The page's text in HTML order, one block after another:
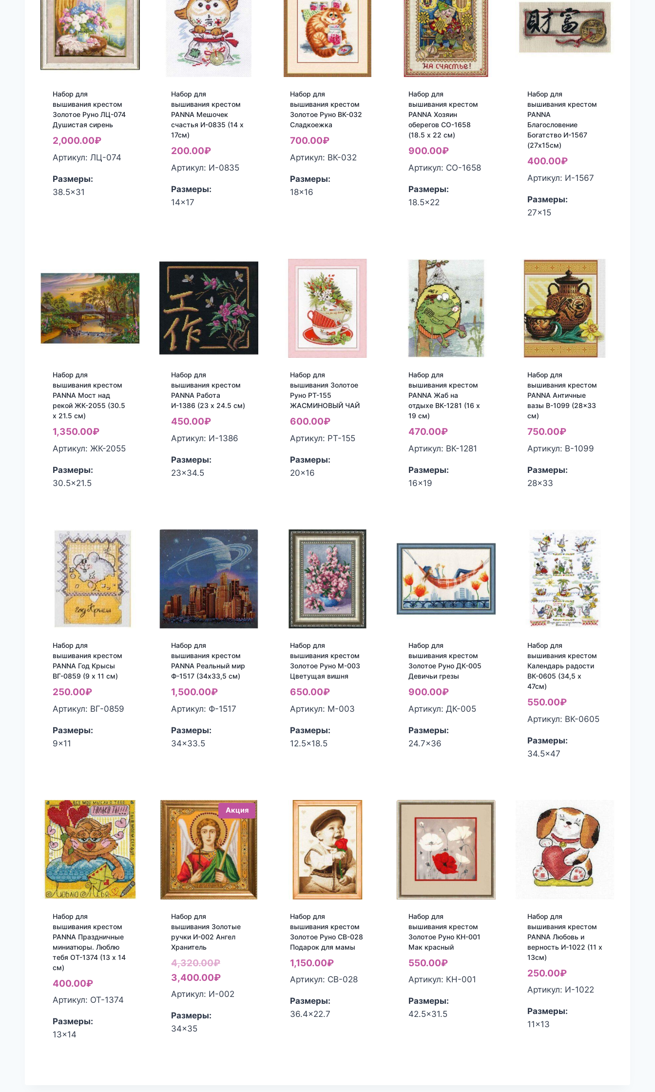
Набор для
вышивания крестом
Золотое Руно ЛЦ-074
Душистая сирень
2,000.00₽
Артикул: ЛЦ-074
Размеры:
38.5x31
Набор для
вышивания крестом
PANNA Мешочек
счастья И-0835 (14 х
17см)
200.00₽
Артикул: И-0835
Размеры:
14x17
Набор для
вышивания крестом
Золотое Руно ВК-032
Сладкоежка
700.00₽
Артикул: ВК-032
Размеры:
18x16
Набор для
вышивания крестом
PANNA Хозяин
оберегов СО-1658
(18.5 x 22 см)
900.00₽
Артикул: СО-1658
Размеры:
18.5x22
Набор для
вышивания крестом
PANNA
Благословение
Богатство И-1567
(27х15см)
400.00₽
Артикул: И-1567
Размеры:
27x15
Набор для
вышивания крестом
PANNA Мост над
рекой ЖК-2055 (30.5
x 21.5 см)
1,350.00₽
Артикул: ЖК-2055
Размеры:
30.5x21.5
Набор для
вышивания крестом
PANNA Работа
И-1386 (23 x 24.5 см)
450.00₽
Артикул: И-1386
Размеры:
23x34.5
Набор для
вышивания Золотое
Руно РТ-155
ЖАСМИНОВЫЙ ЧАЙ
600.00₽
Артикул: РТ-155
Размеры:
20x16
Набор для
вышивания крестом
PANNA Жаб на
отдыхе ВК-1281 (16 x
19 см)
470.00₽
Артикул: ВК-1281
Размеры:
16x19
Набор для
вышивания крестом
PANNA Античные
вазы В-1099 (28×33
см)
750.00₽
Артикул: В-1099
Размеры:
28x33
Набор для
вышивания крестом
PANNA Год Крысы
ВГ-0859 (9 x 11 см)
250.00₽
Артикул: ВГ-0859
Размеры:
9x11
Набор для
вышивания крестом
PANNA Реальный мир
Ф-1517 (34х33,5 см)
1,500.00₽
Артикул: Ф-1517
Размеры:
34x33.5
Набор для
вышивания крестом
Золотое Руно М-003
Цветущая вишня
650.00₽
Артикул: M-003
Размеры:
12.5x18.5
Набор для
вышивания крестом
Золотое Руно ДК-005
Девичьи грезы
900.00₽
Артикул: ДК-005
Размеры:
24.7x36
Набор для
вышивания крестом
Календарь радости
ВК-0605 (34,5 х
47см)
550.00₽
Артикул: ВК-0605
Размеры:
34.5x47
Набор для
вышивания крестом
PANNA Праздничные
миниатюры. Люблю
тебя ОТ-1374 (13 x 14
см)
400.00₽
Артикул: ОТ-1374
Размеры:
13x14
Акция
Набор для
вышивания Золотые
ручки И-002 Ангел
Хранитель
4,320.00₽Первоначальная
цена
составляла
3,400.00₽Текущая
цена:
Артикул: И-002
Размеры:
34x35
Набор для
вышивания крестом
Золотое Руно СВ-028
Подарок для мамы
1,150.00₽
Артикул: СВ-028
Размеры:
36.4x22.7
Набор для
вышивания крестом
Золотое Руно КН-001
Мак красный
550.00₽
Артикул: КН-001
Размеры:
42.5x31.5
Набор для
вышивания крестом
PANNA Любовь и
верность И-1022 (11 х
13см)
250.00₽
Артикул: И-1022
Размеры:
11x13